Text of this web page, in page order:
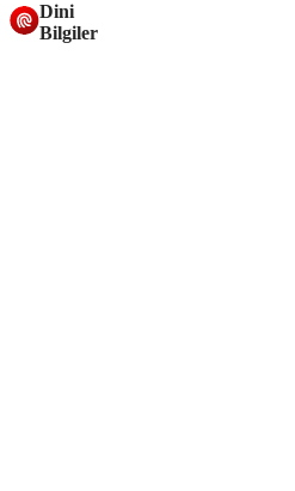
Dini
Bilgiler